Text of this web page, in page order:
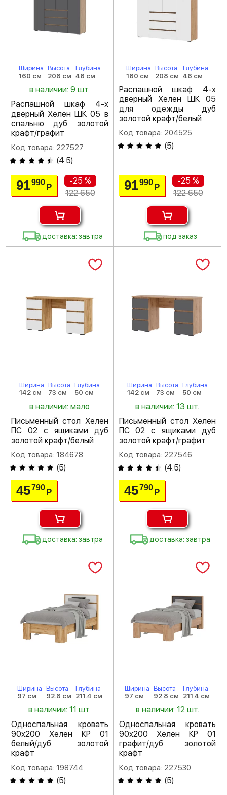
Ширина
160 см
Высота
208 см
Глубина
46 см
в наличии: 9 шт.
Распашной шкаф 4-х
дверный Хелен ШК 05 в
спальню дуб золотой
крафт/графит
Код товара: 227527
(4.5)
91990Р
-25 %
122 650
доставка: завтра
Ширина
160 см
Высота
208 см
Глубина
46 см
Распашной шкаф 4-х
дверный Хелен ШК 05
для одежды дуб
золотой крафт/белый
Код товара: 204525
(5)
91990 Р
-25 %
122 650
под заказ
Ширина
142 см
Высота
73 см
Глубина
50 см
в наличии: мало
Письменный стол Хелен
ПС 02 с ящиками дуб
золотой крафт/белый
Код товара: 184678
(5)
45790Р
доставка: завтра
Ширина
142 см
Высота
73 см
Глубина
50 см
в наличии: 13 шт.
Письменный стол Хелен
ПС 02 с ящиками дуб
золотой крафт/графит
Код товара: 227546
(4.5)
45790 Р
доставка: завтра
Ширина
97 см
Высота
92.8 см
Глубина
211.4 см
в наличии: 11 шт.
Односпальная кровать
90х200 Хелен КР 01
белый/дуб золотой
крафт
Код товара: 198744
(5)
Ширина
97 см
Высота
92.8 см
Глубина
211.4 см
в наличии: 12 шт.
Односпальная кровать
90х200 Хелен КР 01
графит/дуб золотой
крафт
Код товара: 227530
(5)